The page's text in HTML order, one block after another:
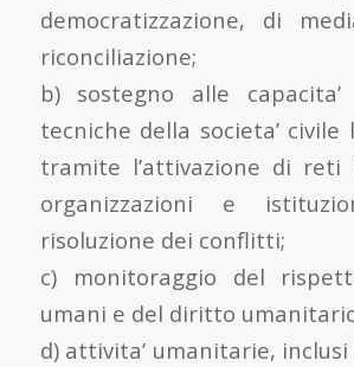
democratizzazione, di
riconciliazione;
b) sostegno alle
tecniche della societa’ civile
tramite l’attivazione di reti
organizzazioni e
risoluzione dei conflitti;
c) monitoraggio del
umani e del diritto
d) attivita’ umanitarie,